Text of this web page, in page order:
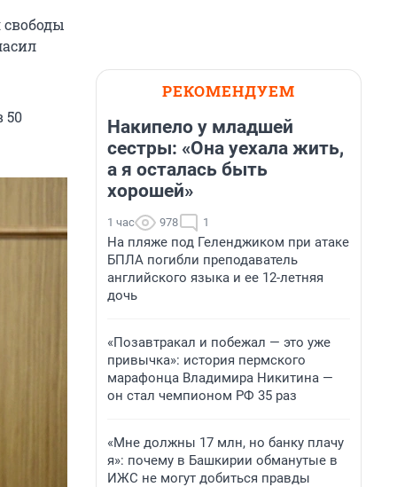
50
РЕКОМЕНДУЕМ
Накипело у младшей
сестры: «Она уехала жить,
а я осталась быть
хорошей»
1 час 978 1
На пляже под Геленджиком при атаке
БПЛА погибли преподаватель
английского языка и ее 12-летняя
дочь
«Позавтракал и побежал — это уже
привычка»: история пермского
марафонца Владимира Никитина —
он стал чемпионом РФ 35 раз
«Мне должны 17 млн, но банку плачу
я»: почему в Башкирии обманутые в
ИЖС не могут добиться правды